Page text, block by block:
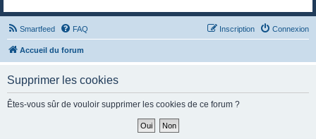
Smartfeed FAQ Connexion
Inscription
Accueil du forum
Supprimer les cookies
Êtes-vous sûr de vouloir supprimer les cookies de ce forum ?